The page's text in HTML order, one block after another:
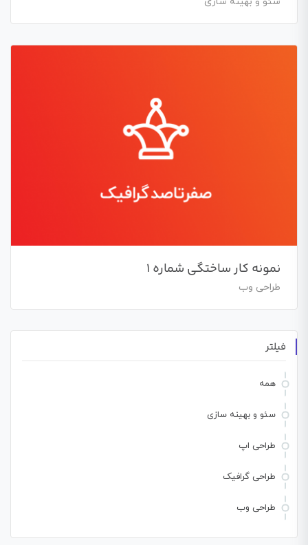
نمونه کار ساختگی شماره 1
طراحی وب
فیلتر
همه
سئو و بهینه سازی
طراحی اپ
طراحی گرافیک
طراحی وب